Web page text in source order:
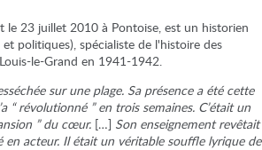
le 23 juillet 2010 à Pontoise, est un historien
politiques), spécialiste de l'histoire des
le-Grand en 1941-1942.
sur une plage. Sa présence a été cette
“ révolutionné ” en trois semaines. C’était un
” du cœur. […] Son enseignement revêtait
acteur. Il était un véritable souffle lyrique de